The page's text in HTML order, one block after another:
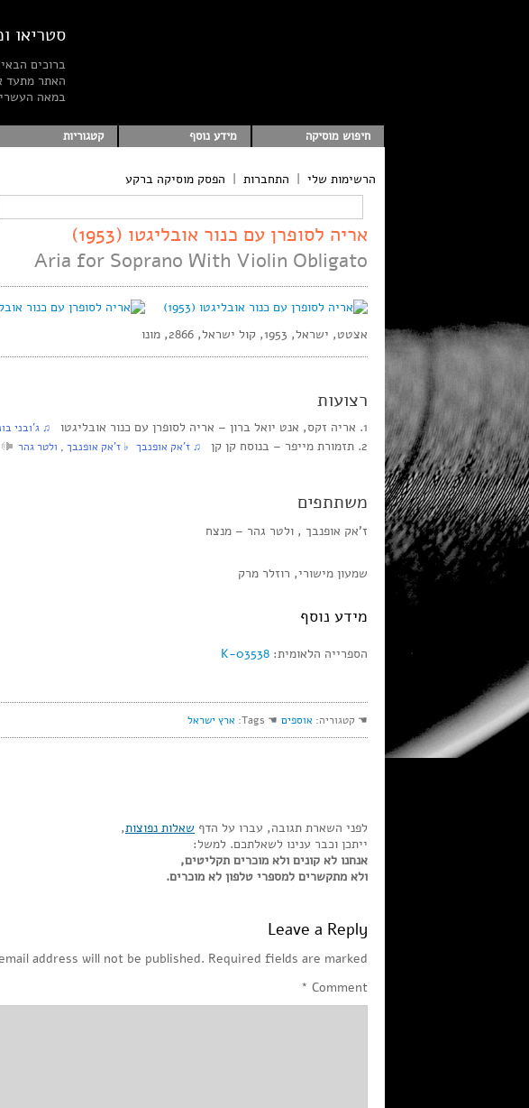
סטריאו
ברוכים
האתר מתעד
במאה
חיפוש מוסיקה מידע נוסף קטגוריות
הרשימות שלי | התחברות | הפסק מוסיקה ברקע
אריה לסופרן עם כנור אובליגטו (1953)
Aria for Soprano With Violin Obligato
אצטט, ישראל, 1953, קול ישראל, 2866, מונו
רצועות
1. אריה זקס, אנט יואל ברון‏ – אריה לסופרן עם כנור אובליגטו ♫ ג’ובני
2. תזמורת מייפר‏ – בנוסח קן קן ‏ ♫ ז’אק אופנבך‏ ♭ ז’אק אופנבך , ולטר גהר
משתתפים
ז’אק אופנבך , ולטר גהר – מנצח
שמעון מישורי, רוזלר מרק
מידע נוסף
הספרייה הלאומית: K-03538
☚ קטגוריה: אוספים ☚ Tags: ארץ ישראל
לפני השארת תגובה, עברו על הדף שאלות נפוצות,
ייתכן וכבר ענינו לשאלתכם. למשל:
אנחנו לא קונים ולא מוכרים תקליטים,
ולא מתקשרים למספרי טלפון לא מוכרים.
Leave a Reply
address will not be published. Required fields are marked
Comment
*